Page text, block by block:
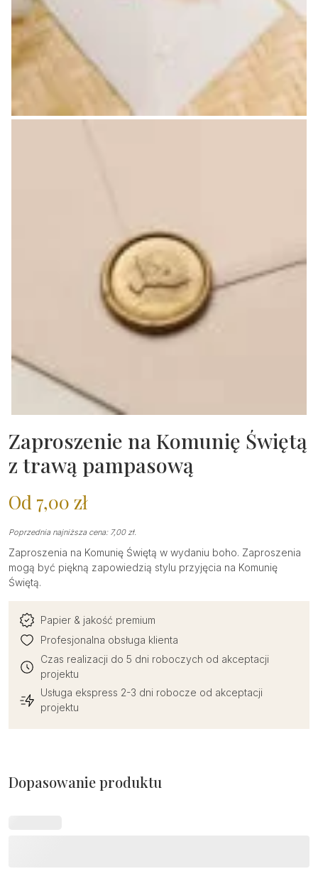
Zaproszenie na Komunię Świętą
z trawą pampasową
Od 7,00 zł
Poprzednia najniższa cena: 7,00 zł.
Zaproszenia na Komunię Świętą w wydaniu boho. Zaproszenia
mogą być piękną zapowiedzią stylu przyjęcia na Komunię
Świętą.
Papier & jakość premium
Profesjonalna obsługa klienta
Czas realizacji do 5 dni roboczych od akceptacji
projektu
Usługa ekspress 2-3 dni robocze od akceptacji
projektu
Dopasowanie produktu